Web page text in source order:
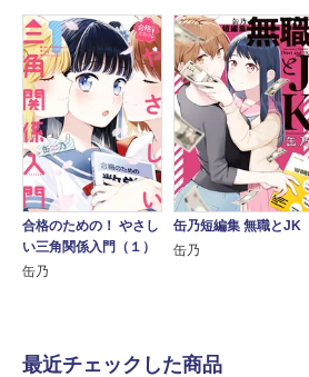
合格のための！ やさし
い三角関係入門（１）
缶乃
缶乃短編集 無職とJK
缶乃
最近チェックした商品